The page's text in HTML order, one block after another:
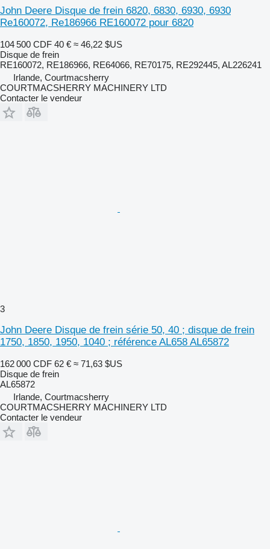
John Deere Disque de frein 6820, 6830, 6930, 6930
Re160072, Re186966 RE160072 pour 6820
104 500 CDF 40 € ≈ 46,22 $US
Disque de frein
RE160072, RE186966, RE64066, RE70175, RE292445, AL226241
Irlande, Courtmacsherry
COURTMACSHERRY MACHINERY LTD
Contacter le vendeur
3
John Deere Disque de frein série 50, 40 ; disque de frein
1750, 1850, 1950, 1040 ; référence AL658 AL65872
162 000 CDF 62 € ≈ 71,63 $US
Disque de frein
AL65872
Irlande, Courtmacsherry
COURTMACSHERRY MACHINERY LTD
Contacter le vendeur